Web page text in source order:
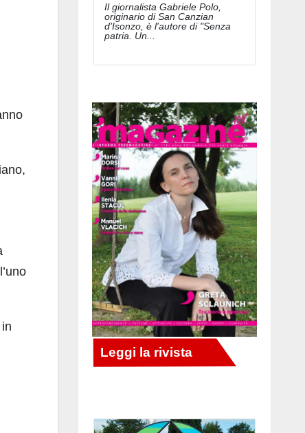
Il giornalista Gabriele Polo,
originario di San Canzian
d'Isonzo, è l'autore di "Senza
patria. Un...